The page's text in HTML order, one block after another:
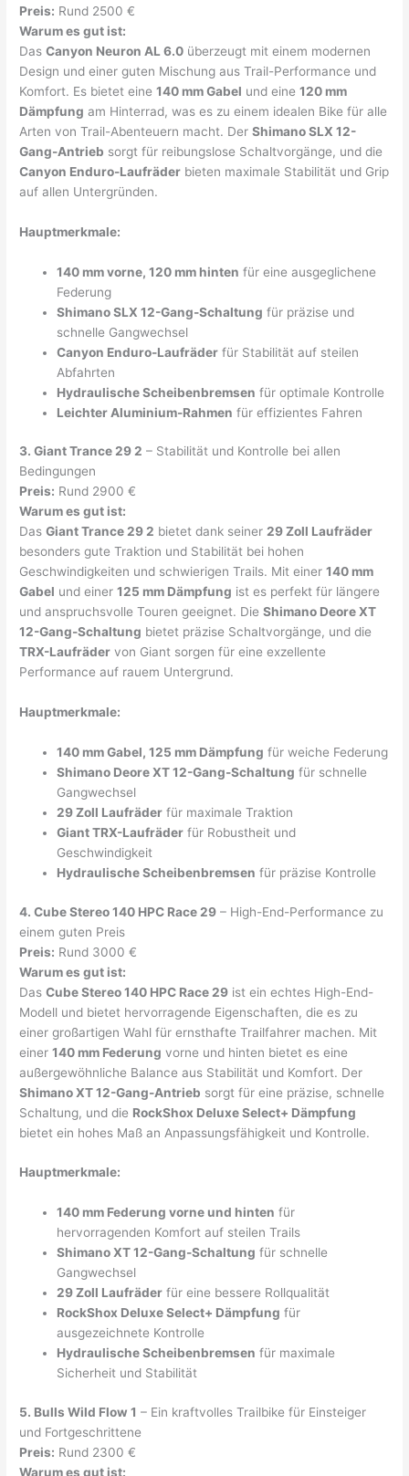
Preis: Rund 2500 €
Warum es gut ist:
DasCanyon Neuron AL 6.0 überzeugt mit einem modernen
Design und einer guten Mischung aus Trail-Performance und
Komfort. Es bietet eine140 mm Gabel und eine120 mm
Dämpfung am Hinterrad, was es zu einem idealen Bike für alle
Arten von Trail-Abenteuern macht. DerShimano SLX 12-
Gang-Antrieb sorgt für reibungslose Schaltvorgänge, und die
Canyon Enduro-Laufräder bieten maximale Stabilität und Grip
auf allen Untergründen.
Hauptmerkmale:
140 mm vorne, 120 mm hinten für eine ausgeglichene
Federung
Shimano SLX 12-Gang-Schaltung für präzise und
schnelle Gangwechsel
Canyon Enduro-Laufräder für Stabilität auf steilen
Abfahrten
Hydraulische Scheibenbremsen für optimale Kontrolle
Leichter Aluminium-Rahmen für effizientes Fahren
3. Giant Trance 29 2 – Stabilität und Kontrolle bei allen
Bedingungen
Preis: Rund 2900 €
Warum es gut ist:
DasGiant Trance 29 2 bietet dank seiner29 Zoll Laufräder
besonders gute Traktion und Stabilität bei hohen
Geschwindigkeiten und schwierigen Trails. Mit einer140 mm
Gabel und einer125 mm Dämpfung ist es perfekt für längere
und anspruchsvolle Touren geeignet. DieShimano Deore XT
12-Gang-Schaltung bietet präzise Schaltvorgänge, und die
TRX-Laufräder von Giant sorgen für eine exzellente
Performance auf rauem Untergrund.
Hauptmerkmale:
140 mm Gabel, 125 mm Dämpfung für weiche Federung
Shimano Deore XT 12-Gang-Schaltung für schnelle
Gangwechsel
29 Zoll Laufräder für maximale Traktion
Giant TRX-Laufräder für Robustheit und
Geschwindigkeit
Hydraulische Scheibenbremsen für präzise Kontrolle
4. Cube Stereo 140 HPC Race 29 – High-End-Performance zu
einem guten Preis
Preis: Rund 3000 €
Warum es gut ist:
DasCube Stereo 140 HPC Race 29 ist ein echtes High-End-
Modell und bietet hervorragende Eigenschaften, die es zu
einer großartigen Wahl für ernsthafte Trailfahrer machen. Mit
einer140 mm Federung vorne und hinten bietet es eine
außergewöhnliche Balance aus Stabilität und Komfort. Der
Shimano XT 12-Gang-Antrieb sorgt für eine präzise, schnelle
Schaltung, und die RockShox Deluxe Select+ Dämpfung
bietet ein hohes Maß an Anpassungsfähigkeit und Kontrolle.
Hauptmerkmale:
140 mm Federung vorne und hinten für
hervorragenden Komfort auf steilen Trails
Shimano XT 12-Gang-Schaltung für schnelle
Gangwechsel
29 Zoll Laufräder für eine bessere Rollqualität
RockShox Deluxe Select+ Dämpfung für
ausgezeichnete Kontrolle
Hydraulische Scheibenbremsen für maximale
Sicherheit und Stabilität
5. Bulls Wild Flow 1 – Ein kraftvolles Trailbike für Einsteiger
und Fortgeschrittene
Preis: Rund 2300 €
Warum es gut ist: